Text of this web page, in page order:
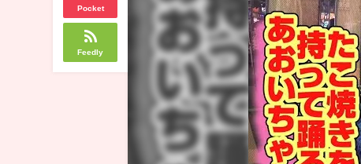
Pocket
Feedly